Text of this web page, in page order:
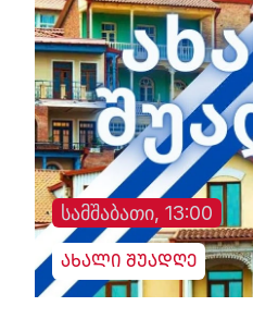
სამშაბათი, 13:00
ახალი შუადღე